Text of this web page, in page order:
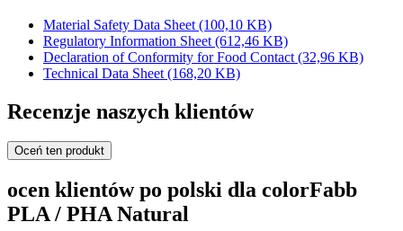
Material Safety Data Sheet (100,10 KB)
Regulatory Information Sheet (612,46 KB)
Declaration of Conformity for Food Contact (32,96 KB)
Technical Data Sheet (168,20 KB)
Recenzje naszych klientów
Oceń ten produkt
ocen klientów po polski dla colorFabb
PLA / PHA Natural